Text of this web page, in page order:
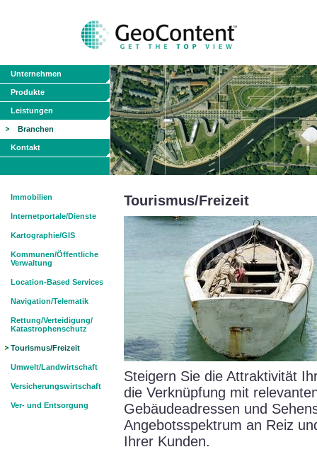
Unternehmen
Produkte
Leistungen
Branchen
Kontakt
Immobilien
Internetportale/Dienste
Kartographie/GIS
Kommunen/Öffentliche
Verwaltung
Location-Based Services
Navigation/Telematik
Rettung/Verteidigung/
Katastrophenschutz
Tourismus/Freizeit
Umwelt/Landwirtschaft
Versicherungswirtschaft
Ver- und Entsorgung
Tourismus/Freizeit
Steigern Sie die Attraktivität
die Verknüpfung mit
Gebäudeadressen und
Angebotsspektrum an Reiz
Ihrer Kunden.